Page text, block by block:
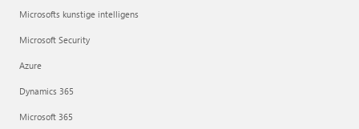
Microsofts kunstige intelligens
Microsoft Security
Azure
Dynamics 365
Microsoft 365